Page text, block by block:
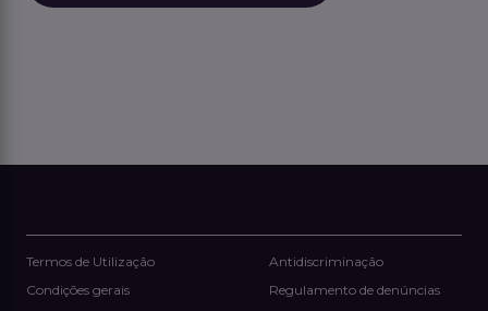
Termos de Utilização
Condições gerais
Antidiscriminação
Regulamento de denúncias